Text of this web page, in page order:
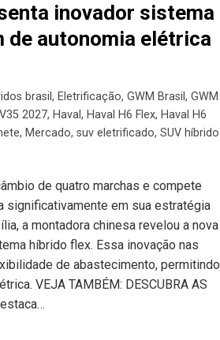
inovador sistema
de autonomia elétrica
brasil , Eletrificação, GWM Brasil , GWM
2027, Haval, Haval H6 Flex, Haval H6
, Mercado, suv eletrificado, SUV híbrido
de quatro marchas e compete
significativamente em sua estratégia
a montadora chinesa revelou a nova
híbrido flex. Essa inovação nas
de abastecimento, permitindo
VEJA TAMBÉM: DESCUBRA AS